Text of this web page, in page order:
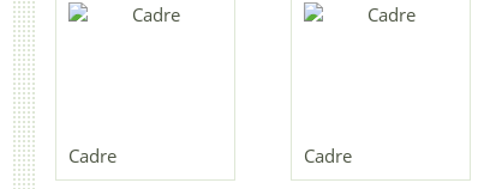
Cadre Cadre